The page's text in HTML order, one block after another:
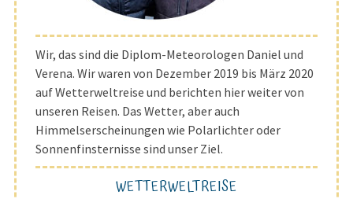
Wir, das sind die Diplom-Meteorologen Daniel und
Verena. Wir waren von Dezember 2019 bis März 2020
auf Wetterweltreise und berichten hier weiter von
unseren Reisen. Das Wetter, aber auch
Himmelserscheinungen wie Polarlichter oder
Sonnenfinsternisse sind unser Ziel.
WETTERWELTREISE